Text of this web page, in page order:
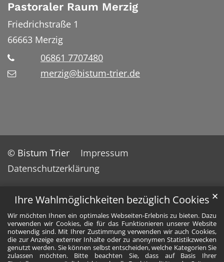
Ihre Wahlmöglichkeiten bezüglich Cookies
Wir möchten Ihnen ein optimales Webseiten-Erlebnis zu bieten. Dazu
verwenden wir Cookies, die für das Funktionieren unserer Website
notwendig sind. Mit Ihrer Zustimmung verwenden wir auch Cookies,
die zur Anzeige externer Inhalte oder zu anonymen Statistikzwecken
genutzt werden. Sie können selbst entscheiden, welche Kategorien Sie
zulassen möchten. Bitte beachten Sie, dass auf Basis Ihrer
✕
Pastoraler Raum Merzig
Friedrichstraße 1
66663 Merzig
06861 7707480
merzig@bistum-trier.de
© Bistum Trier
Impressum
Datenschutzerklärung